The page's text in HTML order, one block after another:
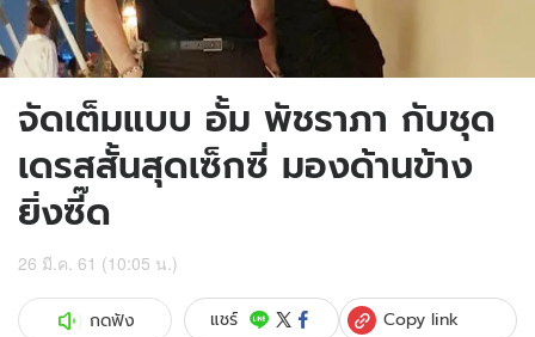
จัดเต็มแบบ อั้ม พัชราภา กับชุด
เดรสสั้นสุดเซ็กซี่ มองด้านข้าง
ยิ่งซี๊ด
26 มี.ค. 61 (10:05 น.)
กดฟัง แชร์ Copy link